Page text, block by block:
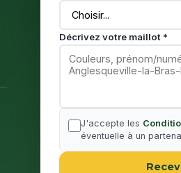
Décrivez votre maillot *
J'accepte les
éventuelle à un